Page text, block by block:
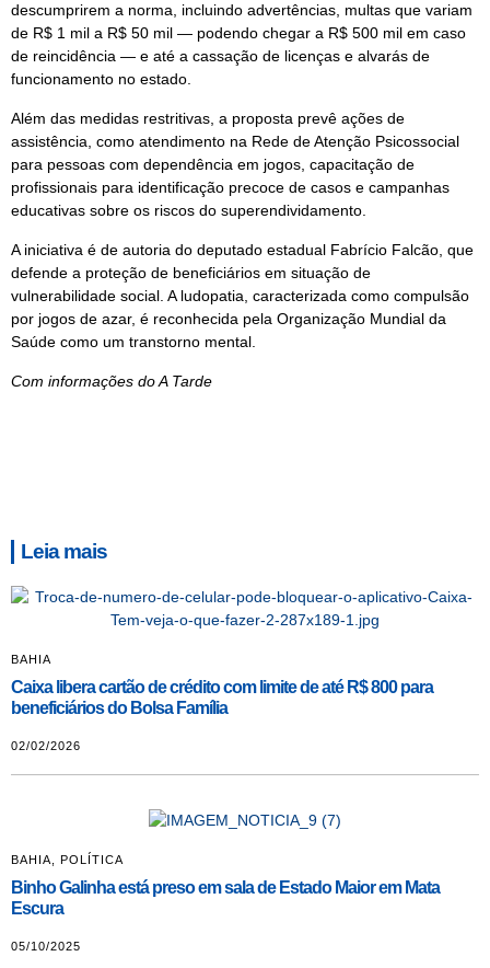
descumprirem a norma, incluindo advertências, multas que variam
de R$ 1 mil a R$ 50 mil — podendo chegar a R$ 500 mil em caso
de reincidência — e até a cassação de licenças e alvarás de
funcionamento no estado.
Além das medidas restritivas, a proposta prevê ações de
assistência, como atendimento na Rede de Atenção Psicossocial
para pessoas com dependência em jogos, capacitação de
profissionais para identificação precoce de casos e campanhas
educativas sobre os riscos do superendividamento.
A iniciativa é de autoria do deputado estadual Fabrício Falcão, que
defende a proteção de beneficiários em situação de
vulnerabilidade social. A ludopatia, caracterizada como compulsão
por jogos de azar, é reconhecida pela Organização Mundial da
Saúde como um transtorno mental.
Com informações do A Tarde
Leia mais
BAHIA
Caixa libera cartão de crédito com limite de até R$ 800 para
beneficiários do Bolsa Família
02/02/2026
BAHIA POLÍTICA
Binho Galinha está preso em sala de Estado Maior em Mata
Escura
05/10/2025